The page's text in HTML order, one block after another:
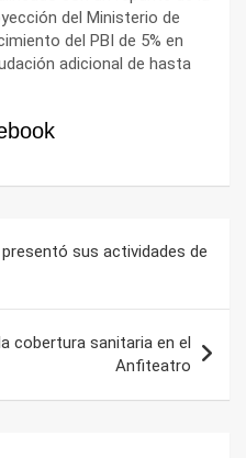
del Ministerio de
del PBI de 5% en
adicional de hasta
sus actividades de
cobertura sanitaria en el
Anfiteatro